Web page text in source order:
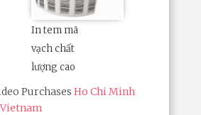
In tem mã
vạch chất
lượng cao
Purchases Ho Chi Minh